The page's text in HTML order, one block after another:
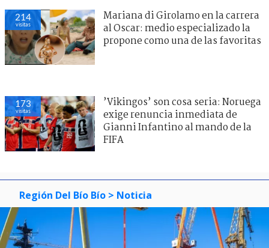
214
visitas
Mariana di Girolamo en la carrera
al Oscar: medio especializado la
propone como una de las favoritas
173
visitas
’Vikingos’ son cosa seria: Noruega
exige renuncia inmediata de
Gianni Infantino al mando de la
FIFA
Región Del Bío Bío > Noticia